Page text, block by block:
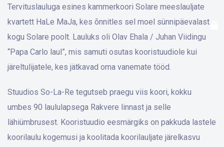
Tervituslauluga esines kammerkoori Solare meeslauljate
kvartett HaLe MaJa, kes õnnitles sel moel sünnipäevalast
kogu Solare poolt. Lauluks oli Olav Ehala / Juhan Viidingu
“Papa Carlo laul”, mis samuti osutas kooristuudiole kui
järeltulijatele, kes jätkavad oma vanemate tööd.
Stuudios So-La-Re tegutseb praegu viis koori, kokku
umbes 90 laululapsega Rakvere linnast ja selle
lähiümbrusest. Kooristuudio eesmärgiks on pakkuda lastele
koorilaulu kogemusi ja koolitada koorilauljate järelkasvu